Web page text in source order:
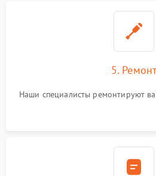
5.
Наши специалисты ремонтируют